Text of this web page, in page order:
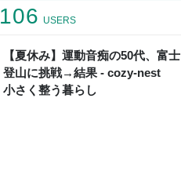
します。 今後ともダーンタ
【夏休み】運動音痴の50代、富士
登山に挑戦→結果 - cozy-nest
小さく整う暮らし
106 USERS